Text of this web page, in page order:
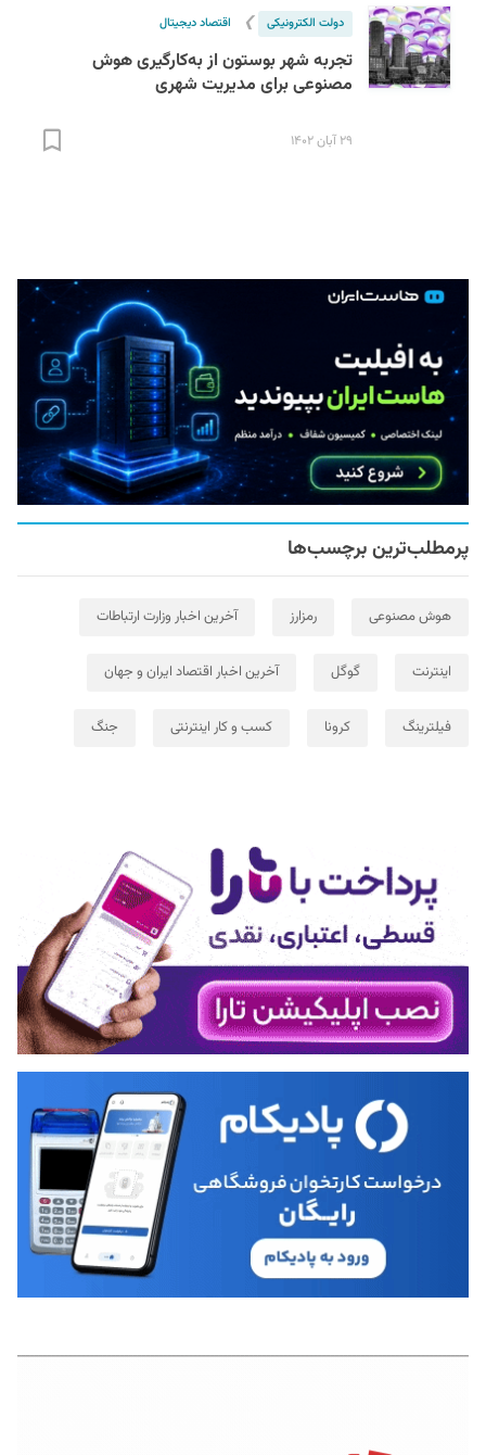
دولت الکترونیکی ❯ اقتصاد دیجیتال
تجربه شهر بوستون از به‌کارگیری هوش
مصنوعی برای مدیریت شهری
۲۹ آبان ۱۴۰۲
پرمطلب‌ترین برچسب‌ها
هوش مصنوعی رمزارز آخرین اخبار وزارت ارتباطات
اینترنت گوگل آخرین اخبار اقتصاد ایران و جهان
فیلترینگ کرونا کسب و کار اینترنتی جنگ